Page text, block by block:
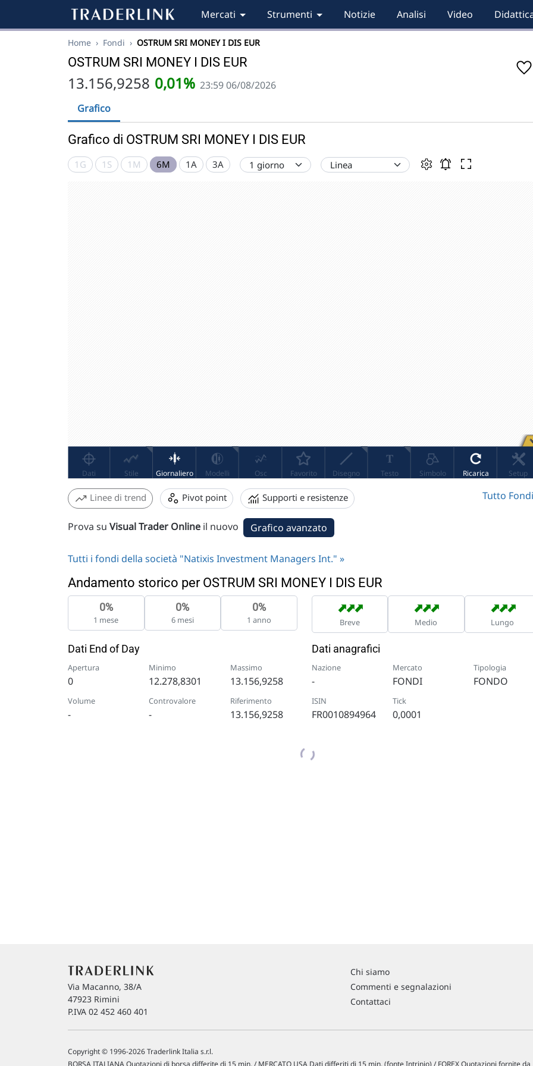
Mercati Strumenti Notizie Analisi Video
Home › Fondi › OSTRUM SRI MONEY I DIS EUR
OSTRUM SRI MONEY I DIS EUR
13.156,9258 0,01% 23:59 06/08/2026
Grafico
Grafico di OSTRUM SRI MONEY I DIS EUR
1G 1S 1M 6M 1A 3A
Linee di trend Pivot point Supporti e resistenze Tutto
Prova su Visual Trader Online il nuovo Grafico avanzato
Tutti i fondi della società "Natixis Investment Managers Int." »
Andamento storico per OSTRUM SRI MONEY I DIS EUR
0%
1 mese
0%
6 mesi
0%
1 anno
➡
➡
➡
Breve
➡
➡
➡
Medio
➡
➡
➡
Lungo
Dati End of Day
Apertura
0
Minimo
12.278,8301
Massimo
13.156,9258
Volume
-
Controvalore
-
Riferimento
13.156,9258
Dati anagrafici
Nazione
-
Mercato
FONDI
Tipologia
FONDO
ISIN
FR0010894964
Tick
0,0001
Via Macanno, 38/A
47923 Rimini
P.IVA 02 452 460 401
Chi siamo
Commenti e segnalazioni
Contattaci
Copyright © 1996-2026 Traderlink Italia s.r.l.
BORSA ITALIANA Quotazioni di borsa differite di 15 min. / MERCATO USA Dati differiti di 15 min. (fonte Intrinio) / FOREX Quotazioni fornite da